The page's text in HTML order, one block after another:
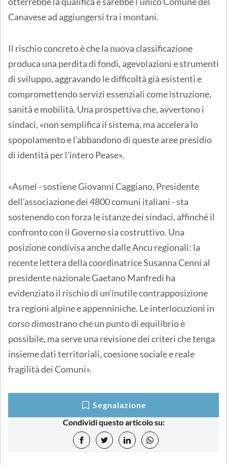
Canavese ad aggiungersi tra i montani.
Il rischio concreto è che la nuova classificazione
produca una perdita di fondi, agevolazioni e strumenti
di sviluppo, aggravando le difficoltà già esistenti e
compromettendo servizi essenziali come istruzione,
sanità e mobilità. Una prospettiva che, avvertono i
sindaci, «non semplifica il sistema, ma accelera lo
spopolamento e l’abbandono di queste aree presidio
di identità per l’intero Pease».
«Asmel - sostiene Giovanni Caggiano, Presidente
dell’associazione dei 4800 comuni italiani - sta
sostenendo con forza le istanze dei sindaci, affinché il
confronto con il Governo sia costruttivo. Una
posizione condivisa anche dalle Ancu regionali: la
recente lettera della coordinatrice Susanna Cenni al
presidente nazionale Gaetano Manfredi ha
evidenziato il rischio di un’inutile contrapposizione
tra regioni alpine e appenniniche. Le interlocuzioni in
corso dimostrano che un punto di equilibrio è
possibile, ma serve una revisione dei criteri che tenga
insieme dati territoriali, coesione sociale e reale
fragilità dei Comuni».
Segnalazione
Condividi questo articolo su: